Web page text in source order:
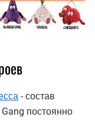
- состав
постоянно